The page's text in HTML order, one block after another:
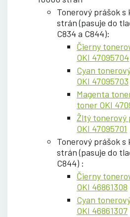
Tonerový prášok s
strán (pasuje do
C834 a C844):
Čierny
OKI 47095704
Cyan
OKI 47095703
Magenta
toner OKI
Žltý tonerový
OKI 47095701
Tonerový prášok s
strán (pasuje do
C844) :
Čierny
OKI 46861308
Cyan
OKI 46861307